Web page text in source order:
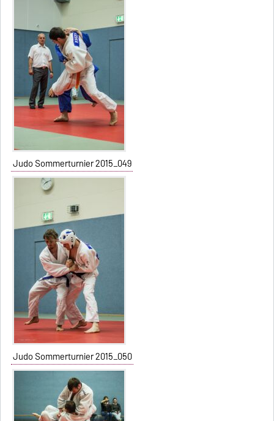
Judo Sommerturnier 2015_049
Judo Sommerturnier 2015_050